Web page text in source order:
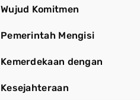
Wujud Komitmen
Pemerintah Mengisi
Kemerdekaan dengan
Kesejahteraan